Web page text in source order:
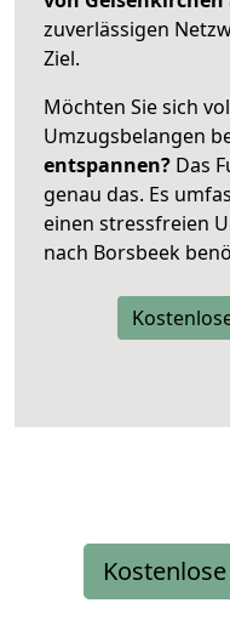
zuverlässigen
Ziel.
Möchten Sie sich
Umzugsbelangen
entspannen? Das
genau das. Es
einen stressfreien
nach Borsbeek